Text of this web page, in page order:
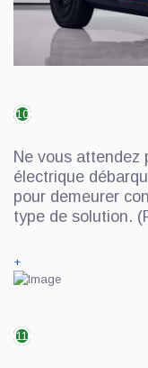
10
Ne vous attendez
électrique
pour demeurer
type de solution.
+
11